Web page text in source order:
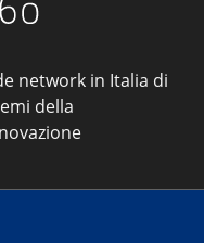
network in Italia di
della